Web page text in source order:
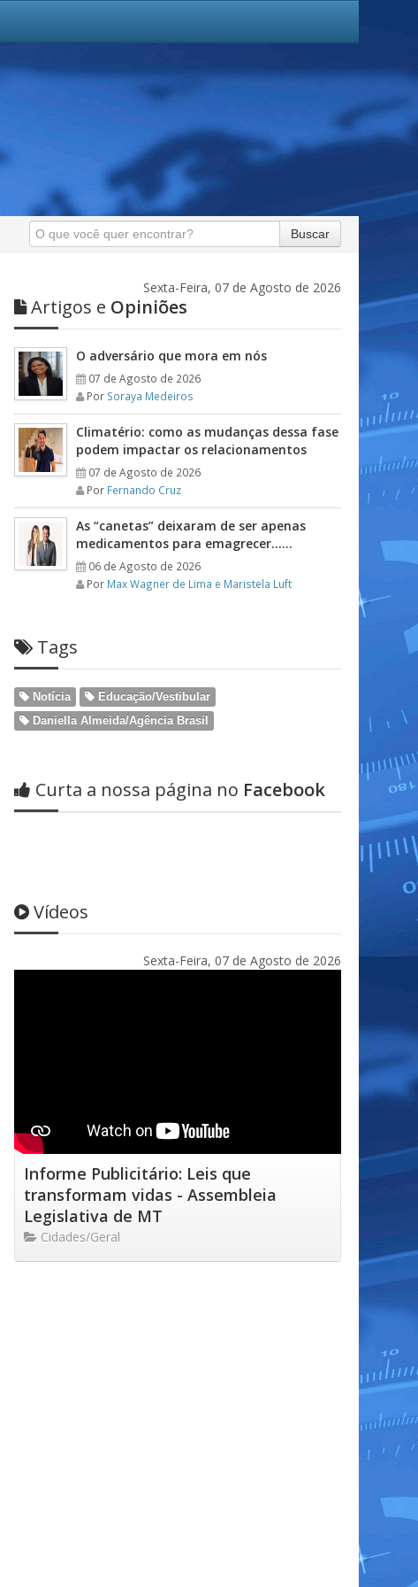
Buscar
Sexta-Feira, 07 de Agosto de 2026
Artigos e Opiniões
O adversário que mora em nós
07 de Agosto de 2026
Por Soraya Medeiros
Climatério: como as mudanças dessa fase
podem impactar os relacionamentos
07 de Agosto de 2026
Por Fernando Cruz
As “canetas” deixaram de ser apenas
medicamentos para emagrecer……
06 de Agosto de 2026
Por Max Wagner de Lima e Maristela Luft
Tags
Notícia
Educação/Vestibular
Daniella Almeida/Agência Brasil
Curta a nossa página no Facebook
Vídeos
Sexta-Feira, 07 de Agosto de 2026
Informe Publicitário: Leis que
transformam vidas - Assembleia
Legislativa de MT
Cidades/Geral